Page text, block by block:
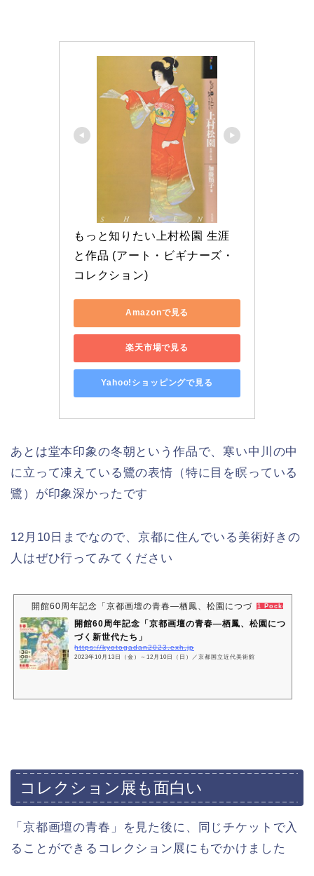
もっと知りたい上村松園 生涯
と作品 (アート・ビギナーズ・
コレクション)
Amazonで見る
楽天市場で見る
Yahoo!ショッピングで見る
あとは堂本印象の冬朝という作品で、寒い中川の中
に立って凍えている鷺の表情（特に目を瞑っている
鷺）が印象深かったです
12月10日までなので、京都に住んでいる美術好きの
人はぜひ行ってみてください
開館60周年記念「京都画壇の青春―栖鳳、松園につづく新世代たち
1 Pocket
開館60周年記念「京都画壇の青春―栖鳳、松園につ
づく新世代たち」
https://kyotogadan2023.exh.jp
2023年10月13日（金）～12月10日（日）／京都国立近代美術館
コレクション展も面白い
「京都画壇の青春」を見た後に、同じチケットで入
ることができるコレクション展にもでかけました